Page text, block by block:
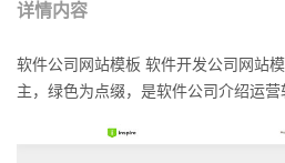
详情内容
软件公司网站模板 软件开发公司网站
主，绿色为点缀，是软件公司介绍运营